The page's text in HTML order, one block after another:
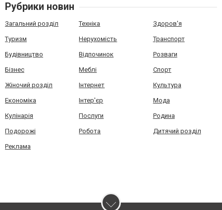
Рубрики новин
Загальний розділ Техніка Здоров'я
Туризм Нерухомість Транспорт
Будівництво Відпочинок Розваги
Бізнес Меблі Спорт
Жіночий розділ Інтернет Культура
Економіка Інтер'єр Мода
Кулінарія Послуги Родина
Подорожі Робота Дитячий розділ
Реклама